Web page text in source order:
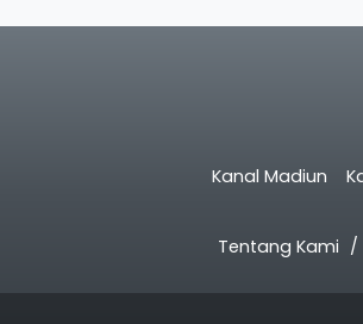
Kanal Madiun
Tentang Kami